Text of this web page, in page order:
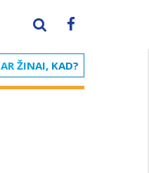
AR ŽINAI, KAD?